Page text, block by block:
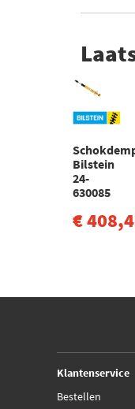
Bilstein
24-
630085
€
Klantenservice
Bestellen